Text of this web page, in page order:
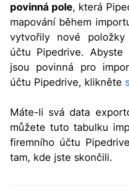
povinná pole, která
mapování během
vytvořily nové
účtu Pipedrive.
jsou povinná pro
účtu Pipedrive, klikněte
Máte-li svá data
můžete tuto tabulku
firemního účtu
tam, kde jste skončili.